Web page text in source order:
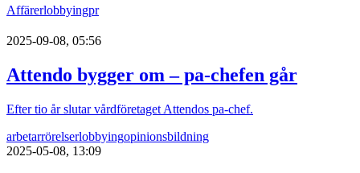
Affärerlobbyingpr
2025-09-08, 05:56
Attendo bygger om – pa-chefen går
Efter tio år slutar vårdföretaget Attendos pa-chef.
arbetarrörelserlobbyingopinionsbildning
2025-05-08, 13:09